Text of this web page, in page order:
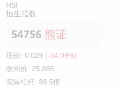
HSI
恒生指数
54756 熊证
现价: 0.029 (-34.09%)
收回价: 25,885
实际杠杆: 88.5倍